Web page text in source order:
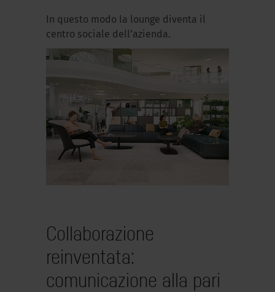
In questo modo la lounge diventa il
centro sociale dell’azienda.
Collaborazione
reinventata:
comunicazione alla pari